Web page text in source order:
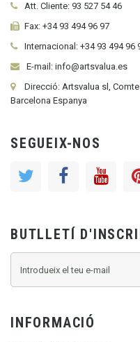
Att. Cliente: 93 527 54 46
Fax: +34 93 494 96 97
Internacional: +34 93 494 96
E-mail: info@artsvalua.es
Direcció: Artsvalua sl,
Barcelona Espanya
SEGUEIX-NOS
BUTLLETÍ
INFORMACIÓ